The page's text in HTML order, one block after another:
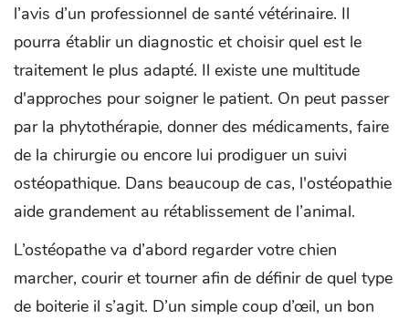
l’avis d’un professionnel de santé vétérinaire. Il
pourra établir un diagnostic et choisir quel est le
traitement le plus adapté. Il existe une multitude
d'approches pour soigner le patient. On peut passer
par la phytothérapie, donner des médicaments, faire
de la chirurgie ou encore lui prodiguer un suivi
ostéopathique. Dans beaucoup de cas, l'ostéopathie
aide grandement au rétablissement de l’animal.
L’ostéopathe va d’abord regarder votre chien
marcher, courir et tourner afin de définir de quel type
de boiterie il s’agit. D’un simple coup d’œil, un bon